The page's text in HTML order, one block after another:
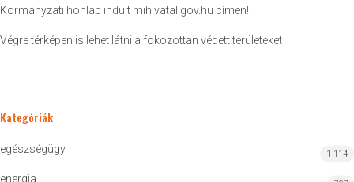
Kormányzati honlap indult mihivatal.gov.hu címen!
Végre térképen is lehet látni a fokozottan védett területeket
Kategóriák
egészségügy 1 114
energia